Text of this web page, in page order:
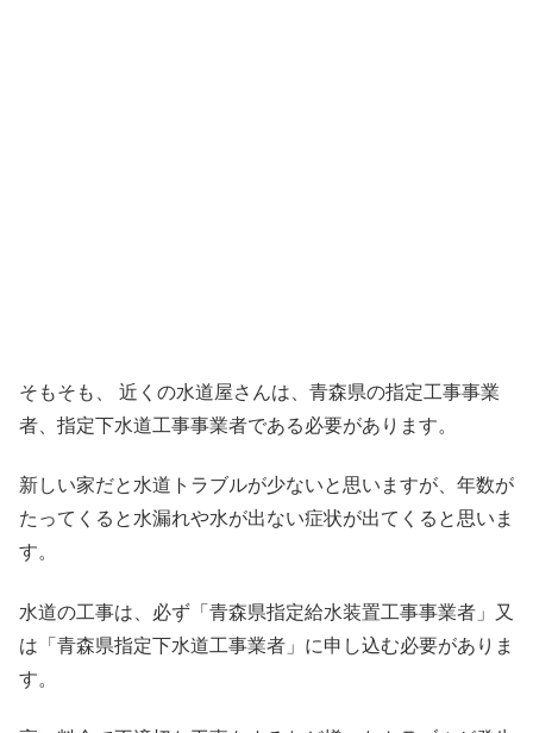
そもそも、 近くの水道屋さんは、青森県の指定工事事業
者、指定下水道工事事業者である必要があります。
新しい家だと水道トラブルが少ないと思いますが、年数が
たってくると水漏れや水が出ない症状が出てくると思いま
す。
水道の工事は、必ず「青森県指定給水装置工事事業者」又
は「青森県指定下水道工事業者」に申し込む必要がありま
す。